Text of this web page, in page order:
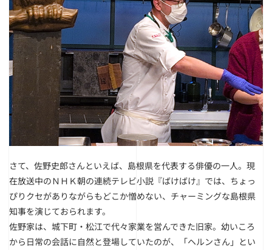
さて、佐野史郎さんといえば、島根県を代表する俳優の一人。現
在放送中のＮＨＫ朝の連続テレビ小説『ばけばけ』では、ちょっ
ぴりクセがありながらもどこか憎めない、チャーミングな島根県
知事を演じておられます。
佐野家は、城下町・松江で代々家業を営んできた旧家。幼いころ
から日常の会話に自然と登場していたのが、「ヘルンさん」とい